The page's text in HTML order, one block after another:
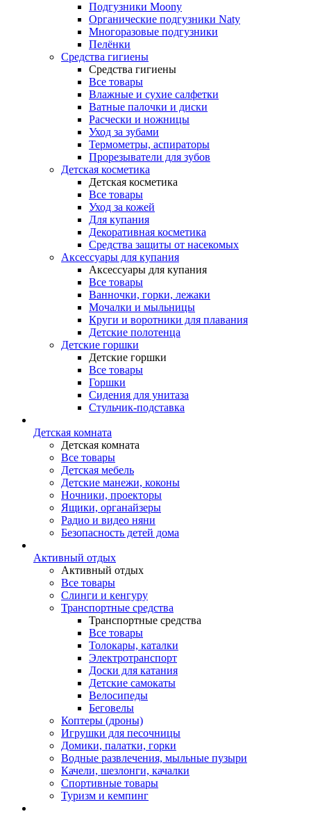
Подгузники Moony
Органические подгузники Naty
Многоразовые подгузники
Пелёнки
Средства гигиены
Средства гигиены
Все товары
Влажные и сухие салфетки
Ватные палочки и диски
Расчески и ножницы
Уход за зубами
Термометры, аспираторы
Прорезыватели для зубов
Детская косметика
Детская косметика
Все товары
Уход за кожей
Для купания
Декоративная косметика
Средства защиты от насекомых
Аксессуары для купания
Аксессуары для купания
Все товары
Ванночки, горки, лежаки
Мочалки и мыльницы
Круги и воротники для плавания
Детские полотенца
Детские горшки
Детские горшки
Все товары
Горшки
Сидения для унитаза
Стульчик-подставка
Детская комната
Детская комната
Все товары
Детская мебель
Детские манежи, коконы
Ночники, проекторы
Ящики, органайзеры
Радио и видео няни
Безопасность детей дома
Активный отдых
Активный отдых
Все товары
Слинги и кенгуру
Транспортные средства
Транспортные средства
Все товары
Толокары, каталки
Электротранспорт
Доски для катания
Детские самокаты
Велосипеды
Беговелы
Коптеры (дроны)
Игрушки для песочницы
Домики, палатки, горки
Водные развлечения, мыльные пузыри
Качели, шезлонги, качалки
Спортивные товары
Туризм и кемпинг